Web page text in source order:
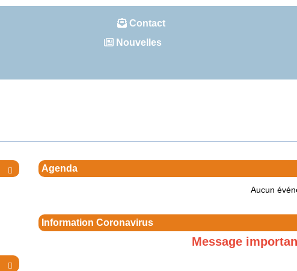
Contact
Nouvelles


Agenda
Aucun
Information Coronavirus
Message